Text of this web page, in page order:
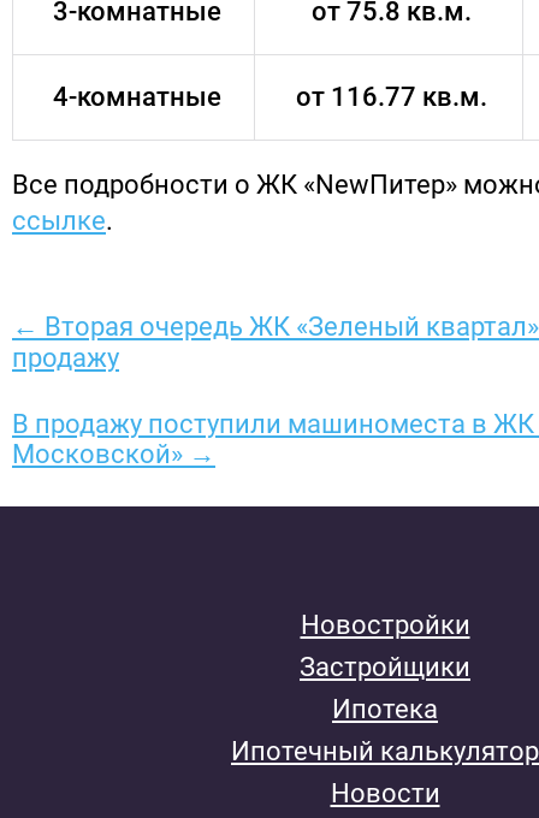
3-комнатные от 75.8 кв.м.
4-комнатные от 116.77 кв.м.
Все подробности о ЖК «NewПитер»
ссылке.
← Вторая очередь ЖК «Зеленый
продажу
В продажу поступили машиноместа в
Московской» →
Новостройки
Застройщики
Ипотека
Ипотечный калькулятор
Новости